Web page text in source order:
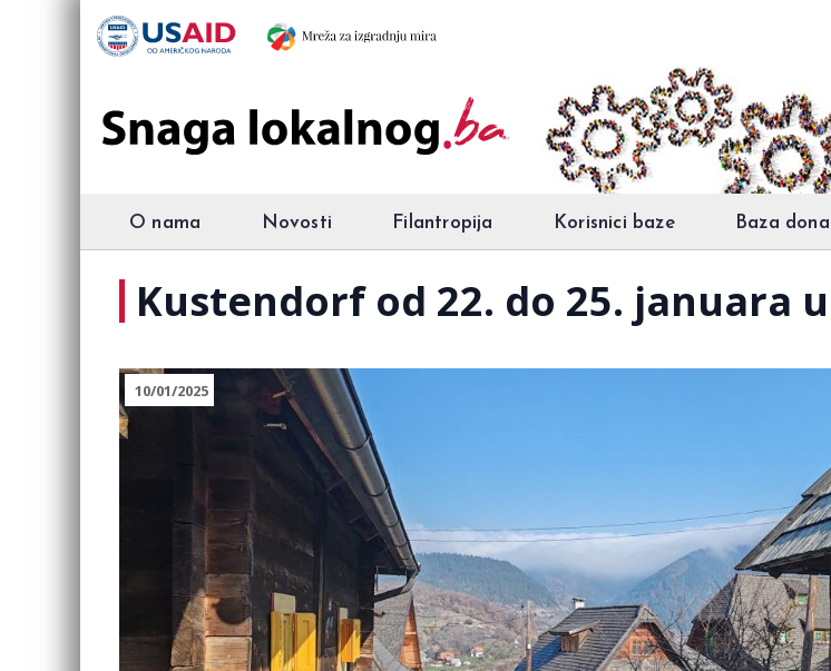
O nama Novosti Filantropija Korisnici baze Baza
Kustendorf od 22. do 25. januara
10/01/2025